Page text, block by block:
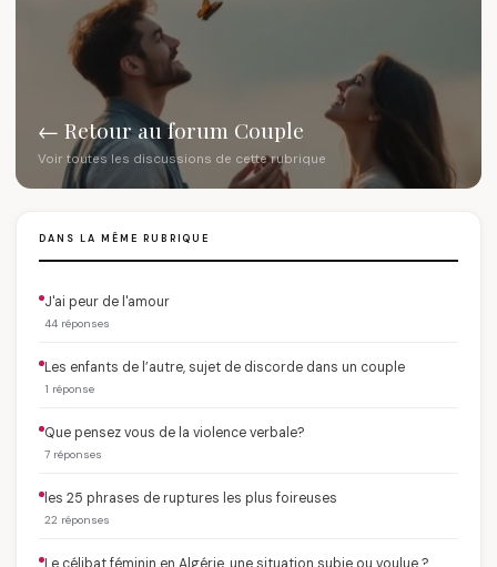
← Retour au forum Couple
Voir toutes les discussions de cette rubrique
DANS LA MÊME RUBRIQUE
J'ai peur de l'amour
44 réponses
Les enfants de l’autre, sujet de discorde dans un couple
1 réponse
Que pensez vous de la violence verbale?
7 réponses
les 25 phrases de ruptures les plus foireuses
22 réponses